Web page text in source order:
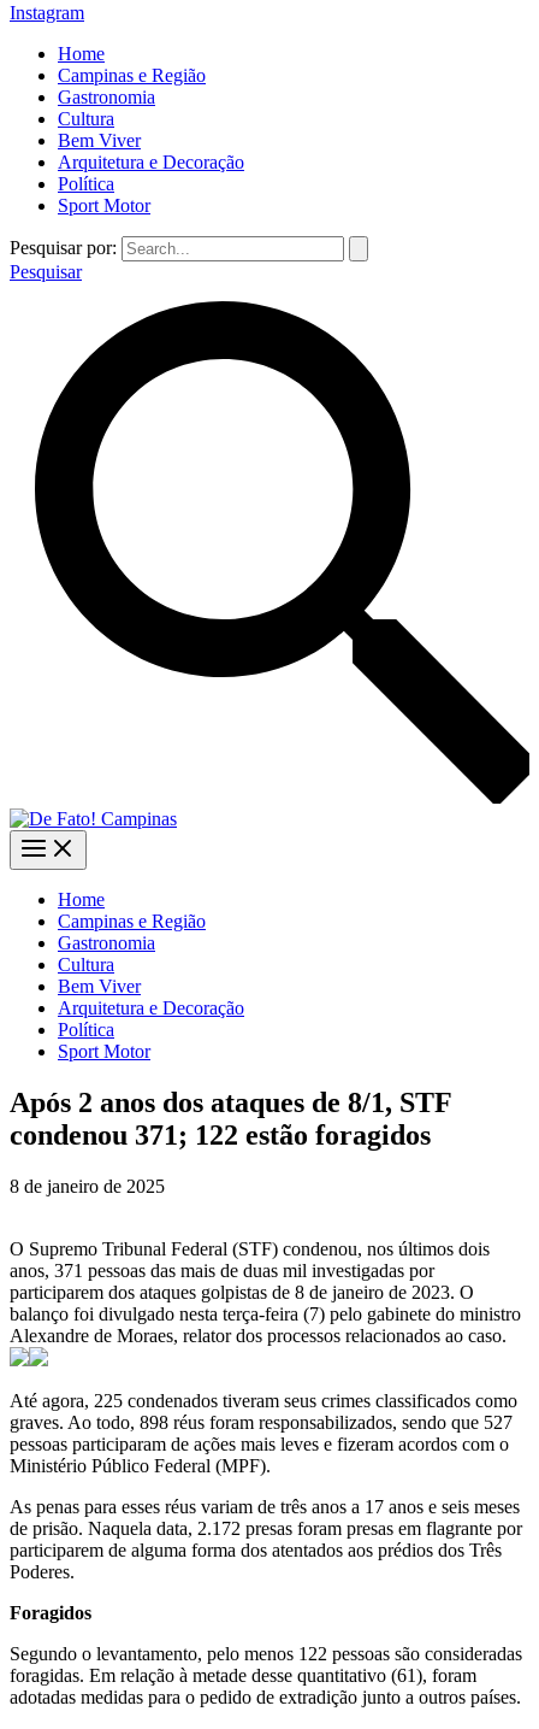
Instagram
Home
Campinas e Região
Gastronomia
Cultura
Bem Viver
Arquitetura e Decoração
Política
Sport Motor
Pesquisar por:
Pesquisar
Home
Campinas e Região
Gastronomia
Cultura
Bem Viver
Arquitetura e Decoração
Política
Sport Motor
Após 2 anos dos ataques de 8/1, STF
condenou 371; 122 estão foragidos
8 de janeiro de 2025
O Supremo Tribunal Federal (STF) condenou, nos últimos dois
anos, 371 pessoas das mais de duas mil investigadas por
participarem dos ataques golpistas de 8 de janeiro de 2023. O
balanço foi divulgado nesta terça-feira (7) pelo gabinete do ministro
Alexandre de Moraes, relator dos processos relacionados ao caso.
Até agora, 225 condenados tiveram seus crimes classificados como
graves. Ao todo, 898 réus foram responsabilizados, sendo que 527
pessoas participaram de ações mais leves e fizeram acordos com o
Ministério Público Federal (MPF).
As penas para esses réus variam de três anos a 17 anos e seis meses
de prisão. Naquela data, 2.172 presas foram presas em flagrante por
participarem de alguma forma dos atentados aos prédios dos Três
Poderes.
Foragidos
Segundo o levantamento, pelo menos 122 pessoas são consideradas
foragidas. Em relação à metade desse quantitativo (61), foram
adotadas medidas para o pedido de extradição junto a outros países.